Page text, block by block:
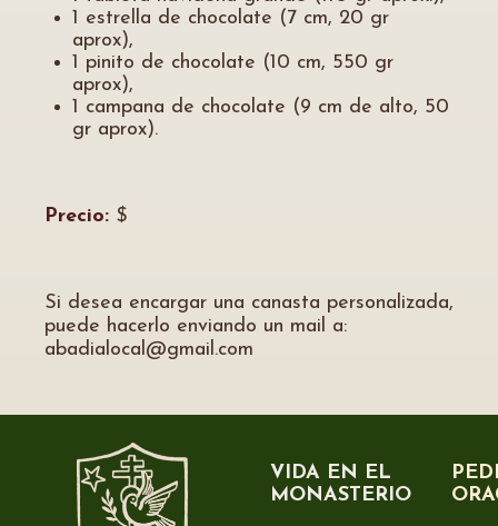
1 estrella de chocolate (7 cm, 20 gr
aprox),
1 pinito de chocolate (10 cm, 550 gr
aprox),
1 campana de chocolate (9 cm de alto, 50
gr aprox).
Precio: $
Si desea encargar una canasta personalizada,
puede hacerlo enviando un mail a:
abadialocal@gmail.com
VIDA EN EL
MONASTERIO